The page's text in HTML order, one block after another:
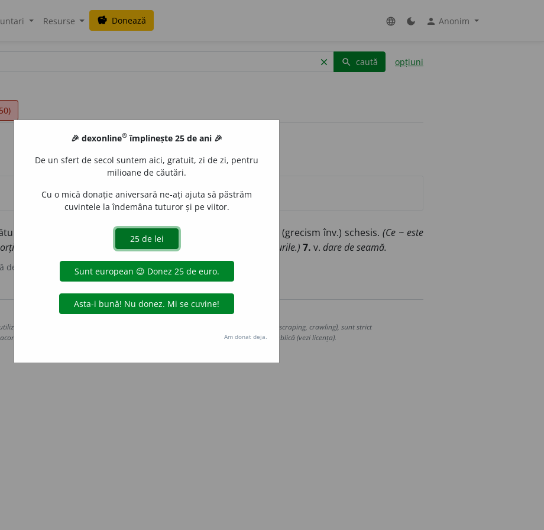
Resurse savings Donează language dark_mode person Anonim
clear search caută opțiuni
relație, (livr.) contingență, nex, (înv.) legământ, referință, (grecism înv.) schesis.(Ce ~ este
6.conformitate. (Cheltuieli în ~ cu veniturile.) 7. v. dare de seamă.
de acțiuni
Copyright © 2004-2026 dexonline (https://dexonline.ro)
datelor de pe acest site, inclusiv prin orice metode de extragere automată (web scraping, crawling), sunt strict
nostru prealabil scris, cu excepția seturilor de date oferite oficial spre utilizare publică (vezi licența).
🎉 dexonline® împlinește 25 de ani 🎉
De un sfert de secol suntem aici, gratuit, zi de zi, pentru
milioane de căutări.
Cu o mică donație aniversară ne-ați ajuta să păstrăm
cuvintele la îndemâna tuturor și pe viitor.
Am donat deja.